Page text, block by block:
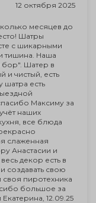
12 октября 2025
месяцев до
Шатры
с шикарными
тишина. Наша
бор". Шатер в
и чистый, есть
шатра есть
Максиму за
наших
все блюда
слаженная
Анастасии и
декор есть в
создавать свою
пиротехника
большое за
12.09.25